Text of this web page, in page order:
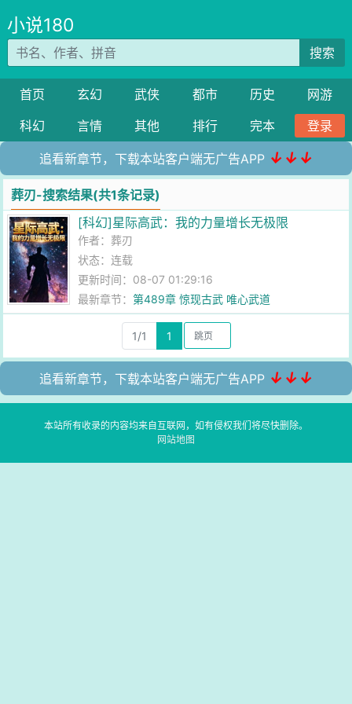
小说180
搜索
首页 玄幻 武侠 都市 历史
网游
科幻
言情 其他 排行 完本 登录
追看新章节，下载本站客户端无广告APP ↓↓↓
葬刃-搜索结果(共1条记录)
[科幻]星际高武：我的力量增长无极限
作者：葬刃
状态：连载
更新时间：08-07 01:29:16
最新章节：第489章 惊现古武 唯心武道
1/1 1
追看新章节，下载本站客户端无广告APP ↓↓↓
本站所有收录的内容均来自互联网，如有侵权我们将尽快删除。
网站地图